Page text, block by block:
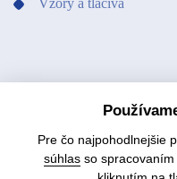
PODPORILI SME
Pre čo najpohodlnejšie
súhlasso spracovaním